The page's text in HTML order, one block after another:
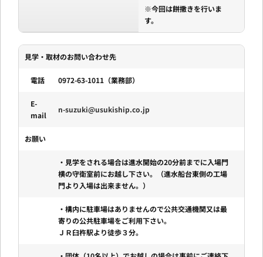
※今回は餅撒きを行いま
す。
見学・取材のお問い合わせ先
電話 0972-63-1011（業務部）
E-
mail
n-suzuki@usukiship.co.jp
お願い
・見学をされる場合は進水開始の20分前までに入場門
横の守衛室前にお越し下さい。（進水船台東側の工場
門より入場は出来ません。）
・構内に駐車場はありませんので公共交通機関又は最
寄りの公共駐車場をご利用下さい。
ＪＲ臼杵駅より徒歩３分。